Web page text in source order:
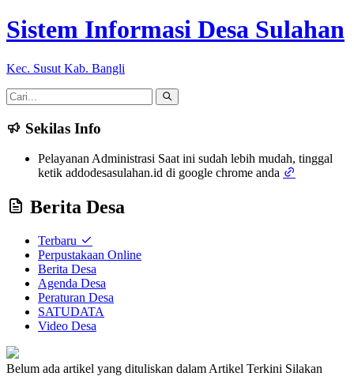
Sistem Informasi Desa Sulahan
Kec. Susut Kab. Bangli
Sekilas Info
Pelayanan Administrasi Saat ini sudah lebih mudah, tinggal
ketik addodesasulahan.id di google chrome anda
Berita Desa
Terbaru
Perpustakaan Online
Berita Desa
Agenda Desa
Peraturan Desa
SATUDATA
Video Desa
Belum ada artikel yang dituliskan dalam Artikel Terkini Silakan